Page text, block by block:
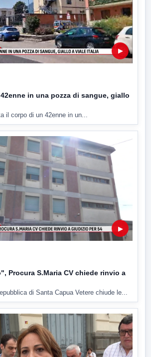
▶
in una pozza di sangue, giallo
il corpo di un 42enne in un...
▶
Procura S.Maria CV chiede rinvio a
di Santa Capua Vetere chiude le...